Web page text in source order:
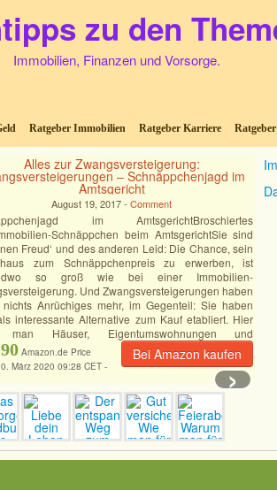
zu den
Immobilien, Finanzen und Vorsorge.
Ratgeber Immobilien Ratgeber Karriere
Alles zur Zwangsversteigerung:
– Schnäppchenjagd im
Amtsgericht
August 19, 2017 -Comment
im AmtsgerichtBroschiertes
Schnäppchen beim AmtsgerichtSie sind
Freud‘ und des anderen Leid: Die Chance, sein
zum Schnäppchenpreis zu erwerben, ist
so groß wie bei einer Immobilien-
Und Zwangsversteigerungen haben
Anrüchiges mehr, im Gegenteil: Sie haben
interessante Alternative zum Kauf etabliert. Hier
man Häuser, Eigentumswohnungen und
[Mehr] Bei Amazon kaufen
Amazon.de Price
März 2020 09:28 CET -
›